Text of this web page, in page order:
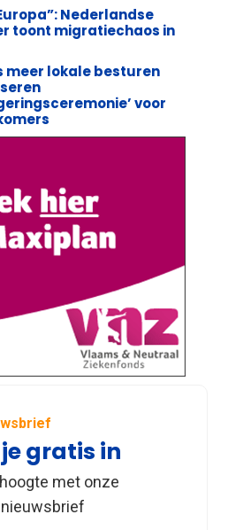
Nederlandse
toont migratiechaos in
meer lokale besturen
voor
gratis in
met onze